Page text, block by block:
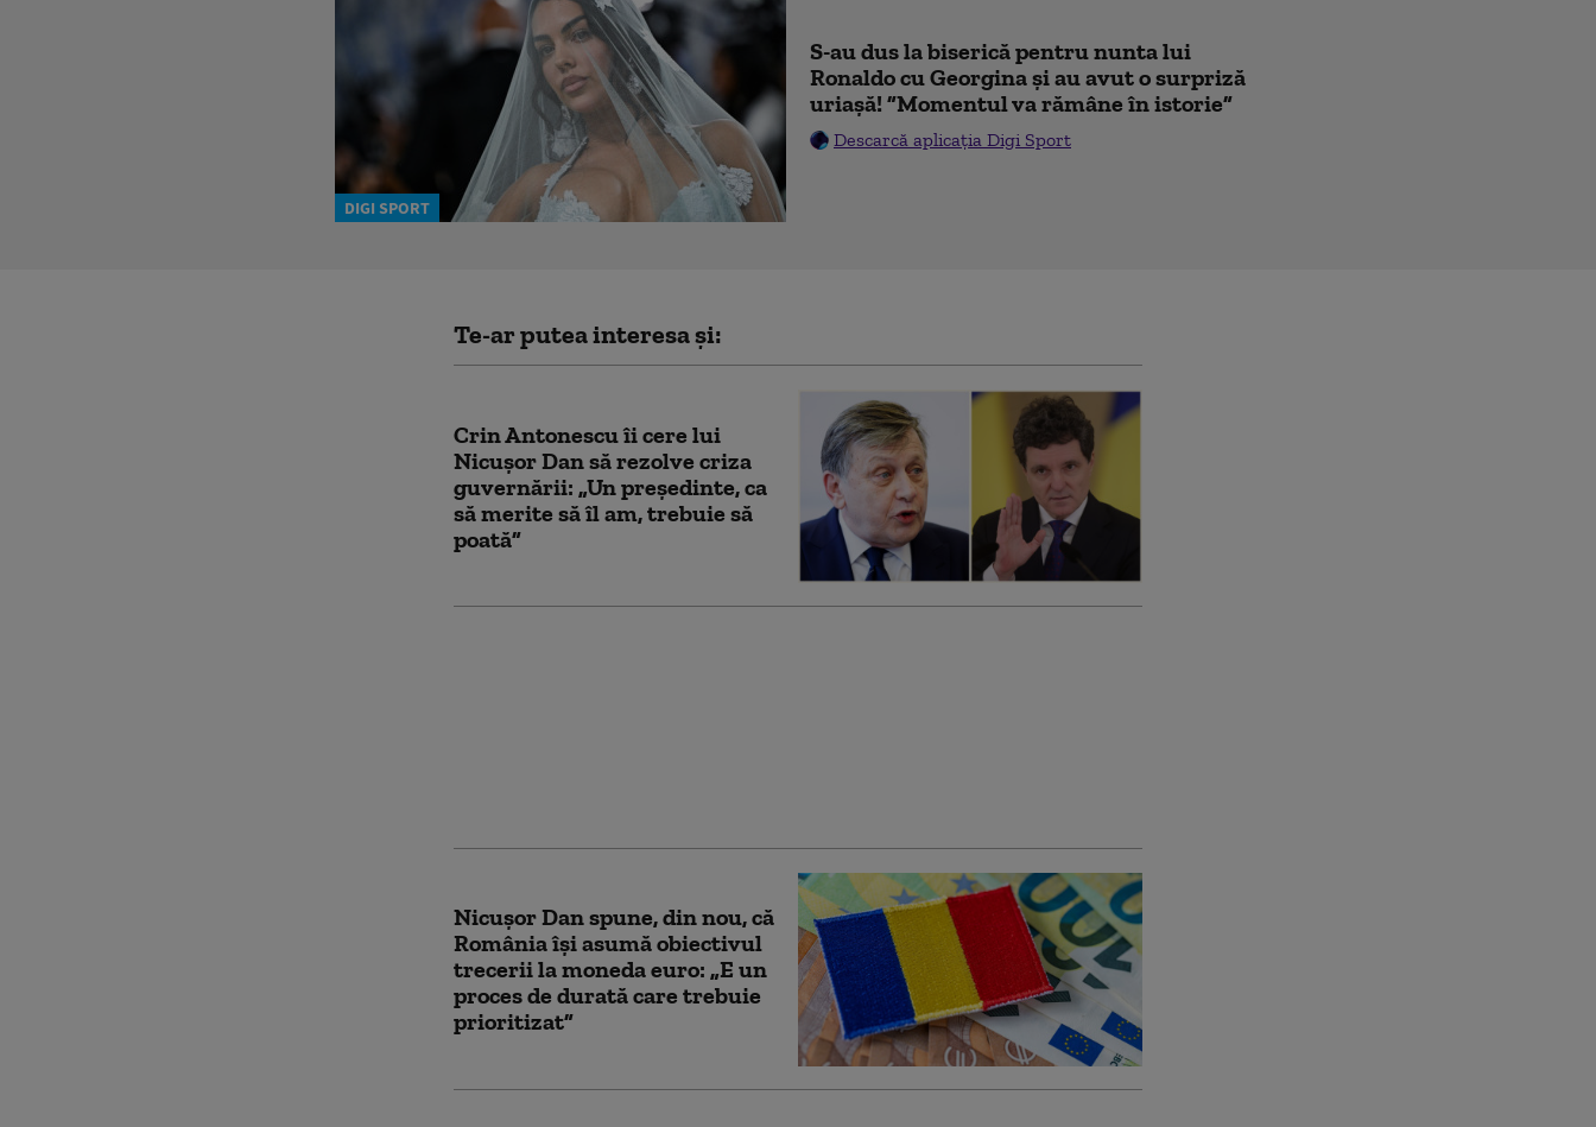
DIGI SPORT
S-au dus la biserică pentru nunta lui
Ronaldo cu Georgina și au avut o surpriză
uriașă! ”Momentul va rămâne în istorie”
Descarcă aplicația Digi Sport
Te-ar putea interesa și:
Crin Antonescu îi cere lui
Nicușor Dan să rezolve criza
guvernării: „Un președinte, ca
să merite să îl am, trebuie să
poată”
Nicușor Dan spune, din nou, că
România își asumă obiectivul
trecerii la moneda euro: „E un
proces de durată care trebuie
prioritizat”